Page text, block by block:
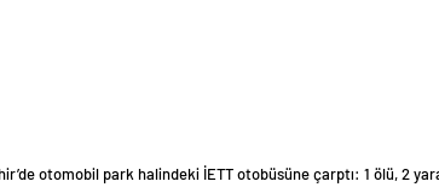
otomobil park halindeki İETT otobüsüne çarptı: 1 ölü, 2